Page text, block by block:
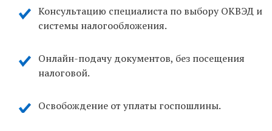
Консультацию специалиста по выбору ОКВЭД и
системы налогообложения.
Онлайн-подачу документов, без посещения
налоговой.
Освобождение от уплаты госпошлины.